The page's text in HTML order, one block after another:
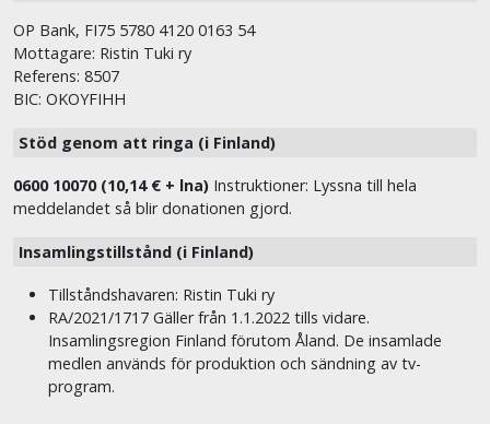
OP Bank, FI75 5780 4120 0163 54
Mottagare: Ristin Tuki ry
Referens: 8507
BIC: OKOYFIHH
Stöd genom att ringa (i Finland)
0600 10070 (10,14 € + lna) Instruktioner: Lyssna till hela
meddelandet så blir donationen gjord.
Insamlingstillstånd (i Finland)
Tillståndshavaren: Ristin Tuki ry
RA/2021/1717 Gäller från 1.1.2022 tills vidare.
Insamlingsregion Finland förutom Åland. De insamlade
medlen används för produktion och sändning av tv-
program.